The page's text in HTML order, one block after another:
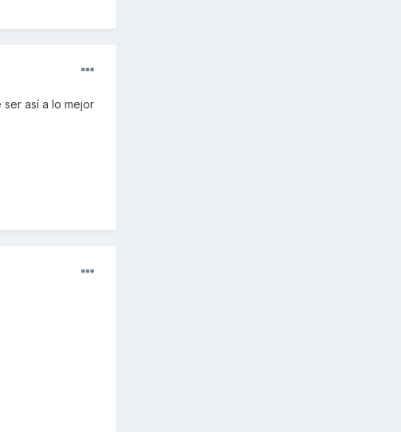
así a lo mejor